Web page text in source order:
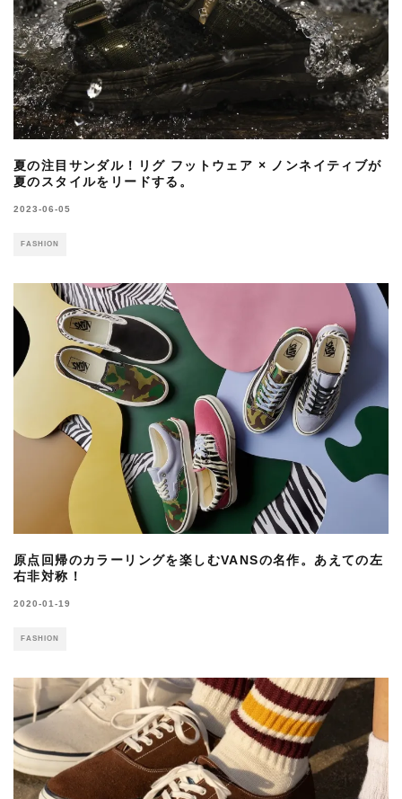
夏の注目サンダル！リグ フットウェア × ノンネイティブが
夏のスタイルをリードする。
2023-06-05
FASHION
原点回帰のカラーリングを楽しむVANSの名作。あえての左
右非対称！
2020-01-19
FASHION